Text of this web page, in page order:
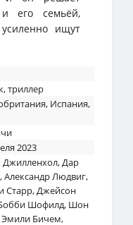
его семьёй,
ищут
,триллер
, Испания,
2023
,Дар
,Александр Людвиг,
Старр,Джейсон
Шофилд, Шон
Эмили Бичем,